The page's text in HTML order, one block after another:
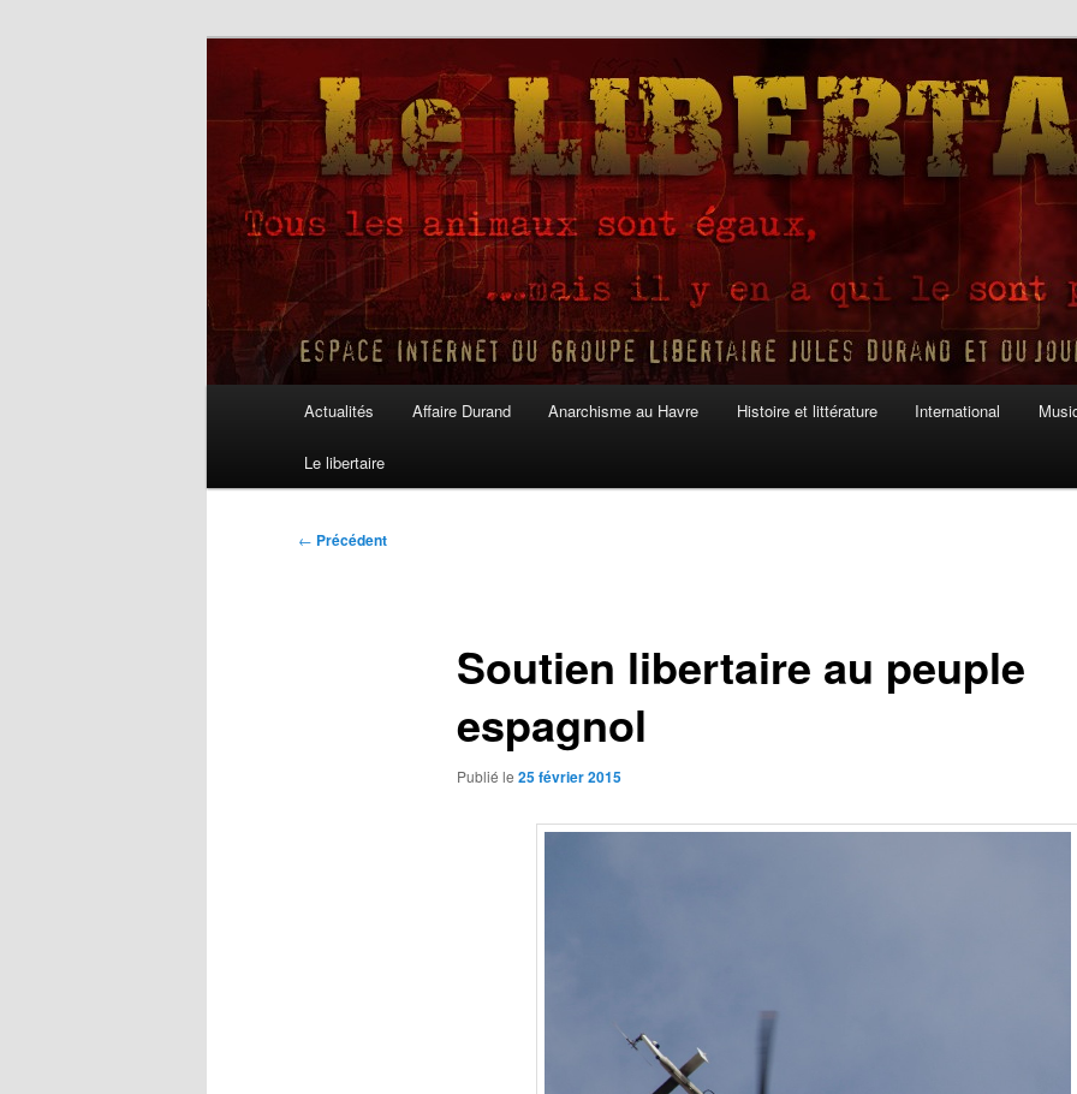
Le Libertaire
Actualités Affaire Durand Anarchisme au Havre Histoire et littérature International
Le libertaire
Navigation
← Précédent
Soutien libertaire au peuple
espagnol
Publié le 25 février 2015